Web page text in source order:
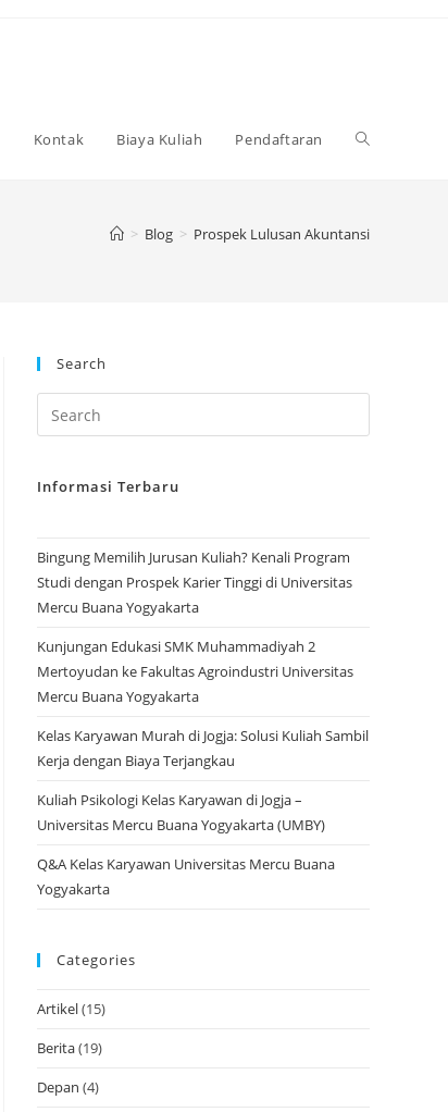
Kontak Biaya Kuliah Pendaftaran Toggle
> Blog > Prospek Lulusan Akuntansi
Search
Informasi Terbaru
Bingung Memilih Jurusan Kuliah? Kenali Program
Studi dengan Prospek Karier Tinggi di Universitas
Mercu Buana Yogyakarta
Kunjungan Edukasi SMK Muhammadiyah 2
Mertoyudan ke Fakultas Agroindustri Universitas
Mercu Buana Yogyakarta
Kelas Karyawan Murah di Jogja: Solusi Kuliah Sambil
Kerja dengan Biaya Terjangkau
Kuliah Psikologi Kelas Karyawan di Jogja –
Universitas Mercu Buana Yogyakarta (UMBY)
Q&A Kelas Karyawan Universitas Mercu Buana
Yogyakarta
Categories
Artikel(15)
Berita(19)
Depan (4)